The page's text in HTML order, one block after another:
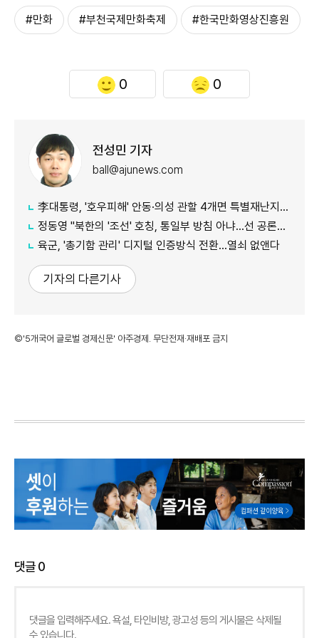
#만화 #부천국제만화축제 #한국만화영상진흥원
0 0
전성민 기자
ball@ajunews.com
李대통령, '호우피해' 안동·의성 관할 4개면 특별재난지역 선포
정동영 "북한의 '조선' 호칭, 통일부 방침 아냐...선 공론화 먼저"
육군, '총기함 관리' 디지털 인증방식 전환…열쇠 없앤다
기자의 다른기사
©'5개국어 글로벌 경제신문' 아주경제. 무단전재·재배포 금지
댓글0